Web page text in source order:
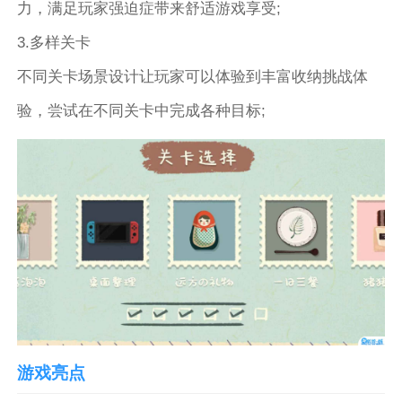
力，满足玩家强迫症带来舒适游戏享受;
3.多样关卡
不同关卡场景设计让玩家可以体验到丰富收纳挑战体
验，尝试在不同关卡中完成各种目标;
游戏亮点